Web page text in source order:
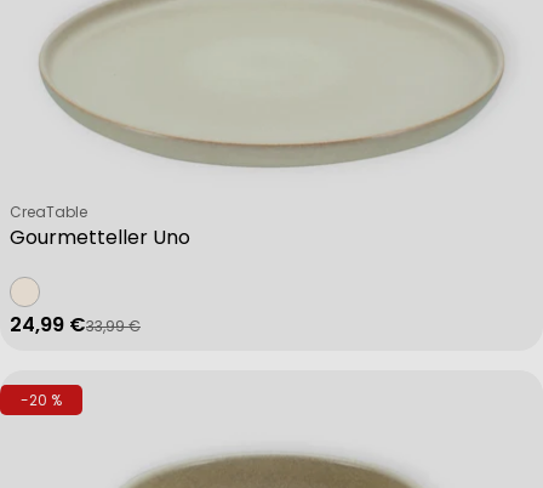
Gourmetteller Uno
Verkäufer:
CreaTable
Verkaufspreis
24,99 €
Regulärer Preis
33,99 €
-20 %